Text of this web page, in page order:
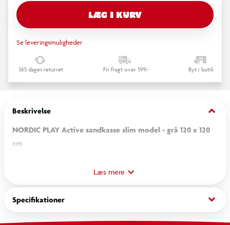
LÆG I KURV
Se leveringsmuligheder
365 dages returret Fri fragt over 599,- Byt i butik
Beskrivelse keyboard_arrow_down
NORDIC PLAY Active sandkasse slim model - grå 120 x 120
cm
sandkasse fra NORDIC PLAY Active. Den pladsbesparende
slim model passer perfekt til både små og store haver og giver
børn masser af mulighed for kreativ leg med sandslotte,
gravning og fantasifulde projekter.
Læs mere
Specifikationer keyboard_arrow_down